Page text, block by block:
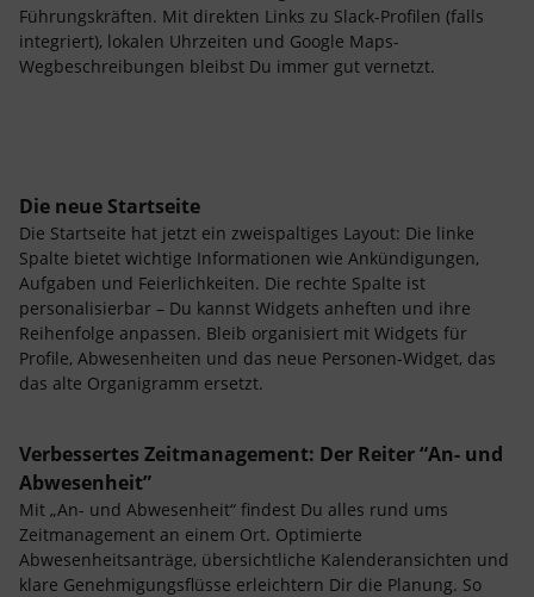
Führungskräften. Mit direkten Links zu Slack-Profilen (falls
integriert), lokalen Uhrzeiten und Google Maps-
Wegbeschreibungen bleibst Du immer gut vernetzt.
Die neue Startseite
Die Startseite hat jetzt ein zweispaltiges Layout: Die linke
Spalte bietet wichtige Informationen wie Ankündigungen,
Aufgaben und Feierlichkeiten. Die rechte Spalte ist
personalisierbar – Du kannst Widgets anheften und ihre
Reihenfolge anpassen. Bleib organisiert mit Widgets für
Profile, Abwesenheiten und das neue Personen-Widget, das
das alte Organigramm ersetzt.
Verbessertes Zeitmanagement: Der Reiter “An- und
Abwesenheit”
Mit „An- und Abwesenheit“ findest Du alles rund ums
Zeitmanagement an einem Ort. Optimierte
Abwesenheitsanträge, übersichtliche Kalenderansichten und
klare Genehmigungsflüsse erleichtern Dir die Planung. So